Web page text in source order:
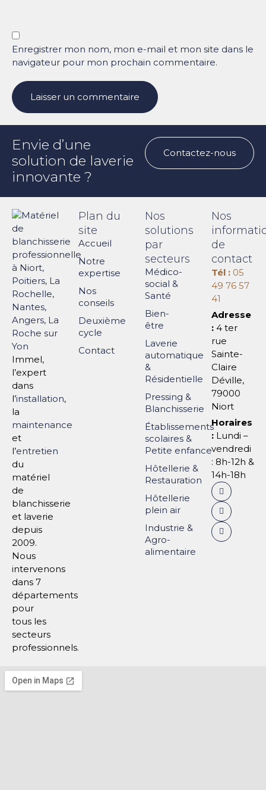
Enregistrer mon nom, mon e-mail et mon site dans le
navigateur pour mon prochain commentaire.
Envie d’une
solution de laverie
innovante ?
Contactez-nous
Immel,
l’expert
dans
l’installation,
la
maintenance
et
l’entretien
du
matériel
de
blanchisserie
et laverie
depuis
2009.
Nous
intervenons
dans 7
départements
pour
tous les
secteurs
professionnels.
Plan du
site
Accueil
Notre
expertise
Nos
conseils
Deuxième
cycle
Contact
Nos
solutions
par
secteurs
Médico-
social &
Santé
Bien-
être
Laverie
automatique
&
Résidentielle
Pressing &
Blanchisserie
Établissements
scolaires &
Petite enfance
Hôtellerie &
Restauration
Hôtellerie
plein air
Industrie &
Agro-
alimentaire
Nos
de
contact
Tél : 05
49 76 57
41
Adresse
: 4 ter
rue
Sainte-
Claire
Déville,
79000
Niort
Horaires
: Lundi –
vendredi
: 8h-12h &
14h-18h